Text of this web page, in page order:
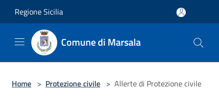
Regione Sicilia
Comune di Marsala
Home > Protezione civile > Allerte di Protezione civile